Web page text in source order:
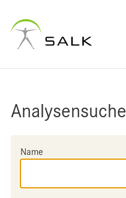
Analysensuche
Name